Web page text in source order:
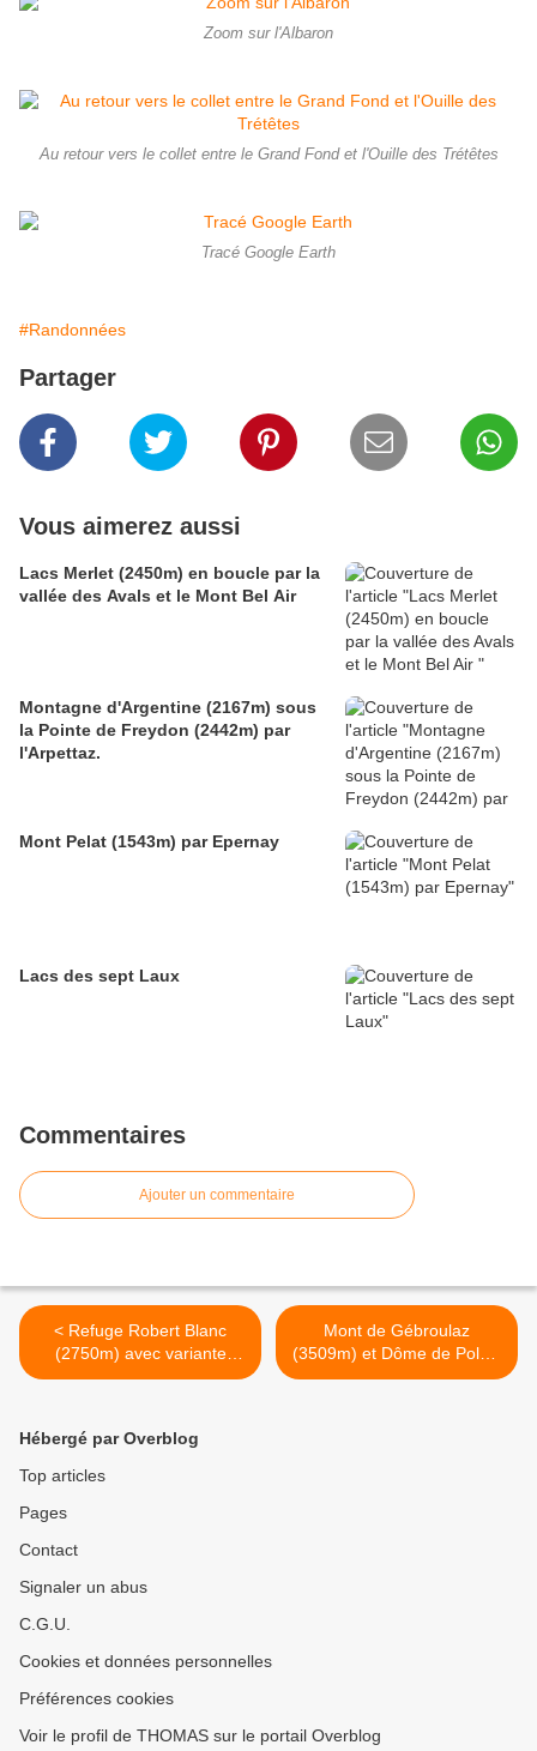
Zoom sur l'Albaron
Au retour vers le collet entre le Grand Fond et l'Ouille des Trétêtes
Tracé Google Earth
#Randonnées
Partager
Vous aimerez aussi
Lacs Merlet (2450m) en boucle par la
vallée des Avals et le Mont Bel Air
Montagne d'Argentine (2167m) sous
la Pointe de Freydon (2442m) par
l'Arpettaz.
Mont Pelat (1543m) par Epernay
Lacs des sept Laux
Commentaires
Ajouter un commentaire
< Refuge Robert Blanc
(2750m) avec variante
jusqu’au pied du Glacier
Mont de Gébroulaz
(3509m) et Dôme de Polset
(3497m) >
Hébergé par Overblog
Top articles
Pages
Contact
Signaler un abus
C.G.U.
Cookies et données personnelles
Préférences cookies
Voir le profil de THOMAS sur le portail Overblog